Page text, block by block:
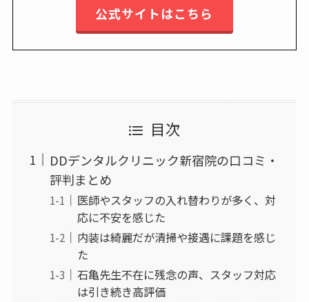
公式サイトはこちら
目次
DDデンタルクリニック新宿院の口コミ・
評判まとめ
医師やスタッフの入れ替わりが多く、対
応に不安を感じた
内装は綺麗だが清掃や接遇に課題を感じ
た
石亀先生不在に残念の声、スタッフ対応
は引き続き高評価